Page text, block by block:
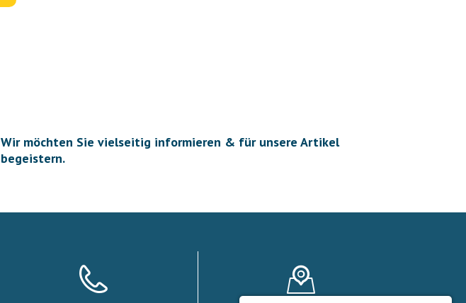
Wir möchten Sie vielseitig informieren & für unsere Artikel
begeistern.